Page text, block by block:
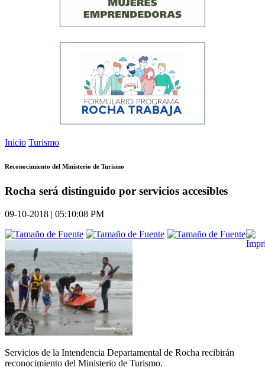
Inicio Turismo
Reconocimiento del Ministerio de Turismo
Rocha será distinguido por servicios accesibles
09-10-2018 | 05:10:08 PM
Servicios de la Intendencia Departamental de Rocha recibirán
reconocimiento del Ministerio de Turismo.